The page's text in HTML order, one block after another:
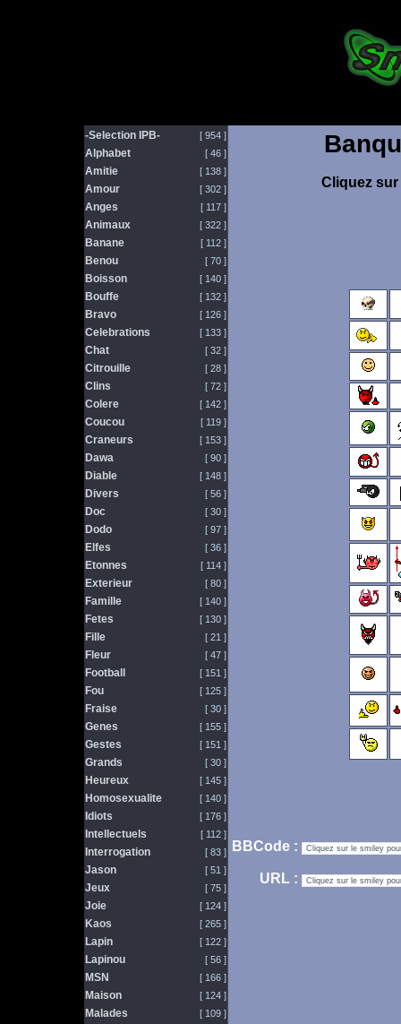
Cliquez
BBCode :
URL :
-Selection IPB- [ 954 ]
Alphabet [ 46 ]
Amitie [ 138 ]
Amour [ 302 ]
Anges [ 117 ]
Animaux [ 322 ]
Banane [ 112 ]
Benou [ 70 ]
Boisson [ 140 ]
Bouffe [ 132 ]
Bravo [ 126 ]
Celebrations [ 133 ]
Chat [ 32 ]
Citrouille [ 28 ]
Clins [ 72 ]
Colere [ 142 ]
Coucou [ 119 ]
Craneurs [ 153 ]
Dawa [ 90 ]
Diable [ 148 ]
Divers [ 56 ]
Doc [ 30 ]
Dodo [ 97 ]
Elfes [ 36 ]
Etonnes [ 114 ]
Exterieur [ 80 ]
Famille [ 140 ]
Fetes [ 130 ]
Fille [ 21 ]
Fleur [ 47 ]
Football [ 151 ]
Fou [ 125 ]
Fraise [ 30 ]
Genes [ 155 ]
Gestes [ 151 ]
Grands [ 30 ]
Heureux [ 145 ]
Homosexualite [ 140 ]
Idiots [ 176 ]
Intellectuels [ 112 ]
Interrogation [ 83 ]
Jason [ 51 ]
Jeux [ 75 ]
Joie [ 124 ]
Kaos [ 265 ]
Lapin [ 122 ]
Lapinou [ 56 ]
MSN [ 166 ]
Maison [ 124 ]
Malades [ 109 ]